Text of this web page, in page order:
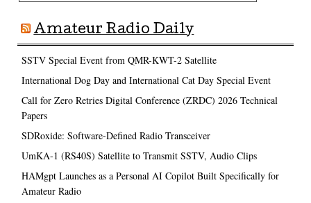
Amateur Radio Daily
SSTV Special Event from QMR-KWT-2 Satellite
International Dog Day and International Cat Day Special Event
Call for Zero Retries Digital Conference (ZRDC) 2026 Technical
Papers
SDRoxide: Software-Defined Radio Transceiver
UmKA-1 (RS40S) Satellite to Transmit SSTV, Audio Clips
HAMgpt Launches as a Personal AI Copilot Built Specifically for
Amateur Radio